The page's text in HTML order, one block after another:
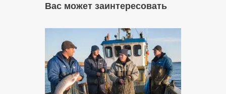
Вас может заинтересовать